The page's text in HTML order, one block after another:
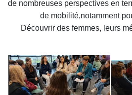
de nombreuses perspectives en
de mobilité,notamment
Découvrir des femmes, leurs